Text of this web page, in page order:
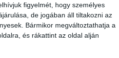
figyelmét, hogy személyes
de jogában áll tiltakozni az
Bármikor megváltoztathatja a
és rákattint az oldal alján
KÖVESS